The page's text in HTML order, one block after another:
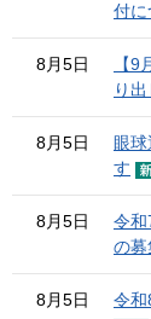
付に
8月5日
【
り
8月5日
眼
す
8月5日
令和
の募
8月5日 令和